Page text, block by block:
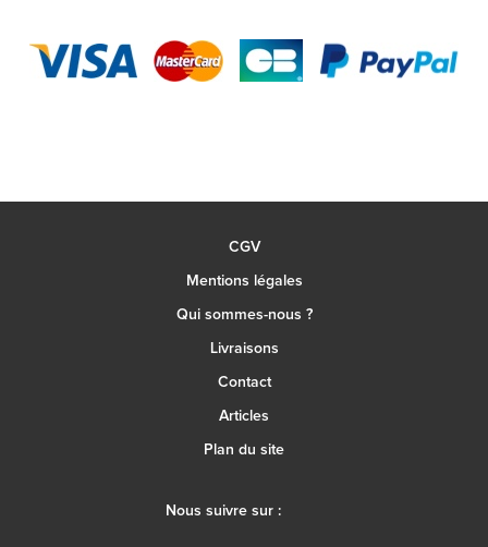
CGV
Mentions légales
Qui sommes-nous ?
Livraisons
Contact
Articles
Plan du site
Nous suivre sur :